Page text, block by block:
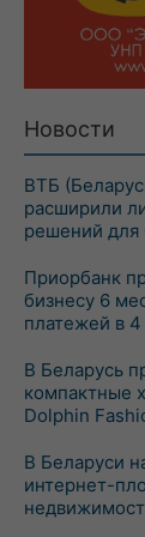
Новости
ВТБ
расширили
решений
Приорбанк
бизнесу 6
платежей в 4
В Беларусь
компактные
Dolphin
В Беларуси
интернет-